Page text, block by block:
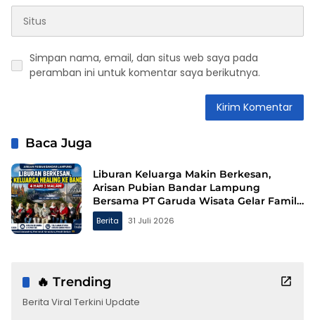
Simpan nama, email, dan situs web saya pada
peramban ini untuk komentar saya berikutnya.
Baca Juga
Liburan Keluarga Makin Berkesan,
Arisan Pubian Bandar Lampung
Bersama PT Garuda Wisata Gelar Family
Gathering ke Bandung
Berita 31 Juli 2026
🔥 Trending
Berita Viral Terkini Update